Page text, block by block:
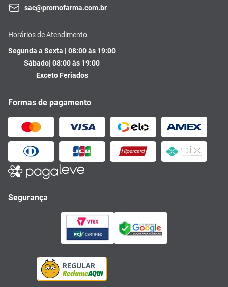
sac@promofarma.com.br
Horários de Atendimento
Segunda a Sexta | 08:00 às 19:00
Sábado| 08:00 às 19:00
Exceto Feriados
Formas de pagamento
Segurança